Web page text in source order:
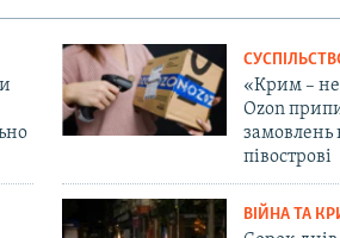
«Крим – не
Ozon
півострові
ВІЙНА ТА